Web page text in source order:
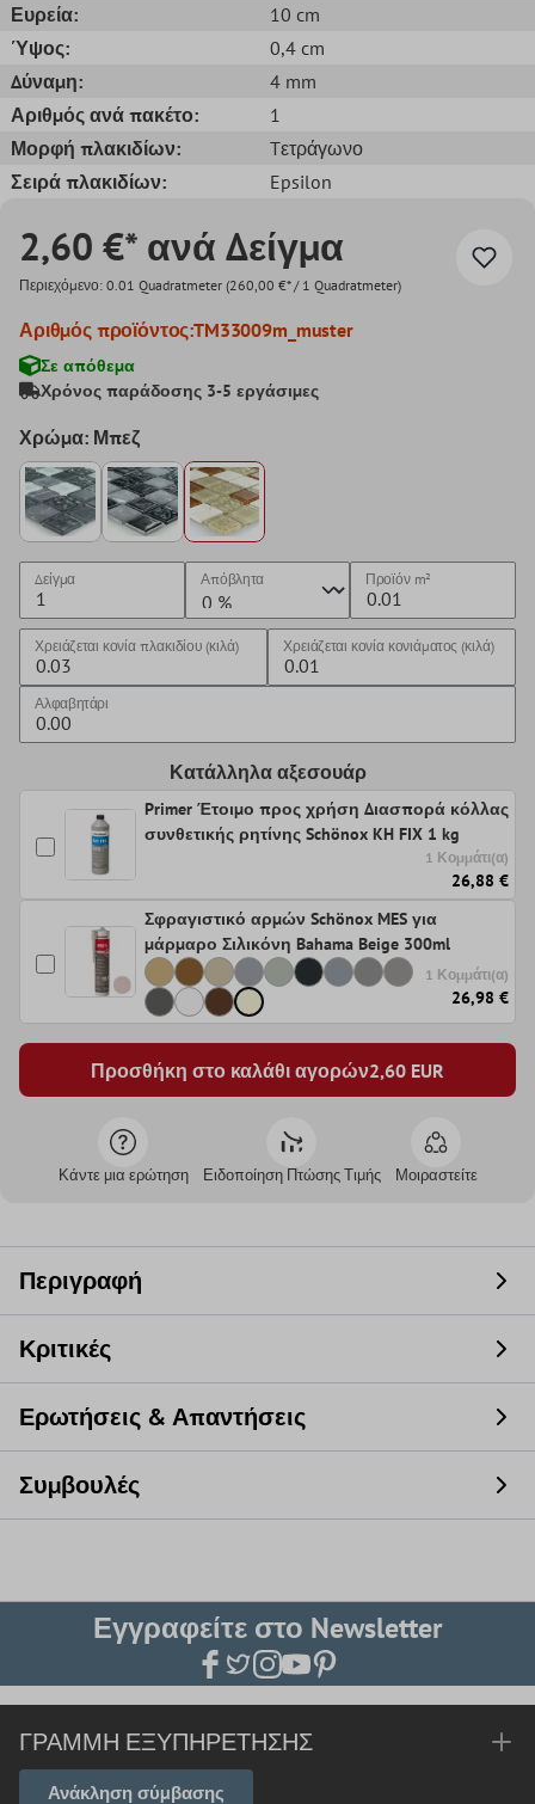
Ευρεία:
10 cm
Ύψος:
0,4 cm
Δύναμη:
4 mm
Αριθμός ανά πακέτο:
1
Μορφή πλακιδίων:
Tετράγωνο
Σειρά πλακιδίων:
Epsilon
2,60 €* ανά Δείγμα
Περιεχόμενο: 0.01 Quadratmeter (260,00 €* / 1 Quadratmeter)
Αριθμός προϊόντος:TM33009m_muster
Σε απόθεμα
Χρόνος παράδοσης 3-5 εργάσιμες
Χρώμα: Μπεζ
Δείγμα Απόβλητα Προϊόνm²
Χρειάζεται κονία πλακιδίου (κιλά) Χρειάζεται κονία κονιάματος (κιλά)
Αλφαβητάρι
Κατάλληλα αξεσουάρ
Primer Έτοιμο προς χρήση Διασπορά κόλλας
συνθετικής ρητίνης Schönox KH FIX 1 kg
1 Κομμάτι(α)
26,88 €
Σφραγιστικό αρμών Schönox MES για
μάρμαρο Σιλικόνη Bahama Beige 300ml
1 Κομμάτι(α)
26,98 €
Προσθήκη στο καλάθι αγορών2,60 EUR
Κάντε μια ερώτηση Ειδοποίηση Πτώσης Τιμής Μοιραστείτε
Περιγραφή
Κριτικές
Ερωτήσεις & Απαντήσεις
Συμβουλές
Εγγραφείτε στο Newsletter
ΓΡΑΜΜΉ ΕΞΥΠΗΡΈΤΗΣΗΣ
Ανάκληση σύμβασης